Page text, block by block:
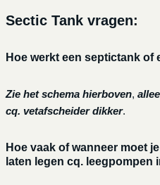
Sectic Tank vragen:
Hoe werkt een septictank of
Zie het schema hierboven,
cq. vetafscheider dikker.
Hoe vaak of wanneer moet
laten legen cq. leegpompen